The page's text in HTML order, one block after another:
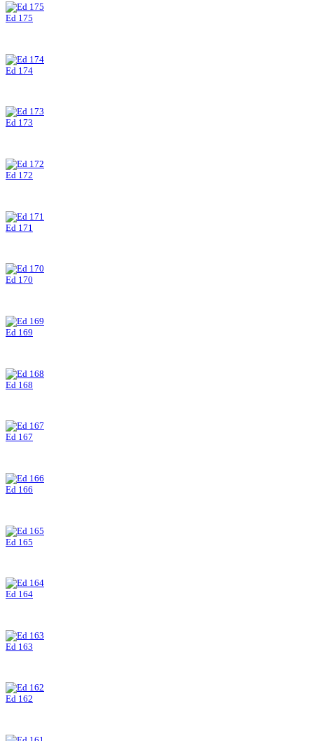
Ed 175
Ed 174
Ed 173
Ed 172
Ed 171
Ed 170
Ed 169
Ed 168
Ed 167
Ed 166
Ed 165
Ed 164
Ed 163
Ed 162